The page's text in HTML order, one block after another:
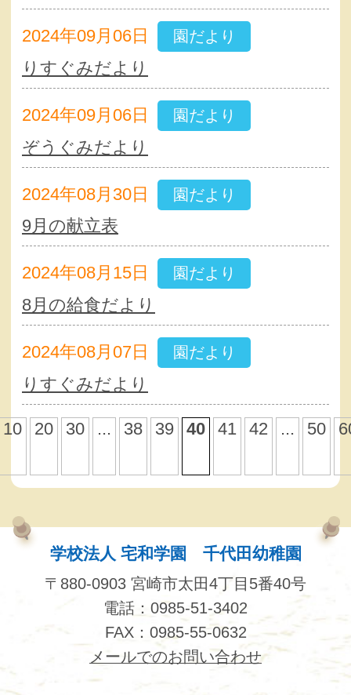
2024年09月06日 園だより
りすぐみだより
2024年09月06日 園だより
ぞうぐみだより
2024年08月30日 園だより
9月の献立表
2024年08月15日 園だより
8月の給食だより
2024年08月07日 園だより
りすぐみだより
10 20 30 ... 38 39 40 41 42 ... 50
学校法人 宅和学園 千代田幼稚園
〒880-0903 宮崎市太田4丁目5番40号
電話：0985-51-3402
FAX：0985-55-0632
メールでのお問い合わせ